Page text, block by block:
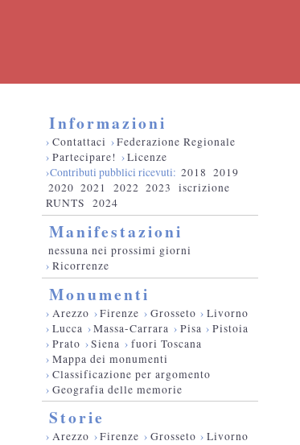
Informazioni
› Contattaci ›Federazione Regionale
› Partecipare! ›Licenze
›Contributi pubblici ricevuti: 2018 2019
2020 2021 2022 2023
iscrizione
RUNTS
2024
Manifestazioni
nessuna nei prossimi giorni
› Ricorrenze
Monumenti
› Arezzo ›Firenze › Grosseto › Livorno
› Lucca ›Massa-Carrara › Pisa › Pistoia
› Prato ›Siena › fuori Toscana
› Mappa dei monumenti
› Classificazione per argomento
› Geografia delle memorie
Storie
› Arezzo ›Firenze › Grosseto › Livorno